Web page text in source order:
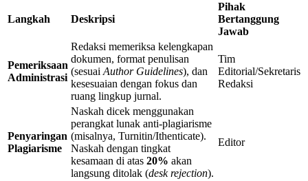
Langkah Deskripsi
Pihak
Bertanggung
Jawab
Pemeriksaan
Administrasi
Redaksi memeriksa kelengkapan
dokumen, format penulisan
(sesuai Author Guidelines), dan
kesesuaian dengan fokus dan
ruang lingkup jurnal.
Tim
Editorial/Sekretaris
Redaksi
Penyaringan
Plagiarisme
Naskah dicek menggunakan
perangkat lunak anti-plagiarisme
(misalnya, Turnitin/Ithenticate).
Naskah dengan tingkat
kesamaan di atas 20% akan
langsung ditolak (desk rejection).
Editor